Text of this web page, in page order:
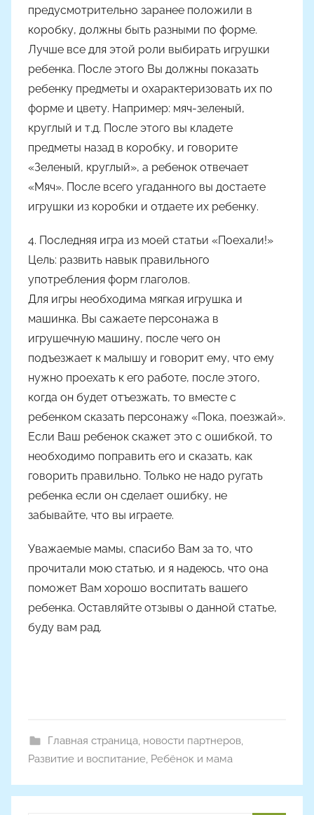
предусмотрительно заранее положили в
коробку, должны быть разными по форме.
Лучше все для этой роли выбирать игрушки
ребенка. После этого Вы должны показать
ребенку предметы и охарактеризовать их по
форме и цвету. Например: мяч-зеленый,
круглый и т.д. После этого вы кладете
предметы назад в коробку, и говорите
«Зеленый, круглый», а ребенок отвечает
«Мяч». После всего угаданного вы достаете
игрушки из коробки и отдаете их ребенку.
4. Последняя игра из моей статьи «Поехали!»
Цель: развить навык правильного
употребления форм глаголов.
Для игры необходима мягкая игрушка и
машинка. Вы сажаете персонажа в
игрушечную машину, после чего он
подъезжает к малышу и говорит ему, что ему
нужно проехать к его работе, после этого,
когда он будет отъезжать, то вместе с
ребенком сказать персонажу «Пока, поезжай».
Если Ваш ребенок скажет это с ошибкой, то
необходимо поправить его и сказать, как
говорить правильно. Только не надо ругать
ребенка если он сделает ошибку, не
забывайте, что вы играете.
Уважаемые мамы, спасибо Вам за то, что
прочитали мою статью, и я надеюсь, что она
поможет Вам хорошо воспитать вашего
ребенка. Оставляйте отзывы о данной статье,
буду вам рад.
Главная страница новости партнеров,
Развитие и воспитание Ребёнок и мама